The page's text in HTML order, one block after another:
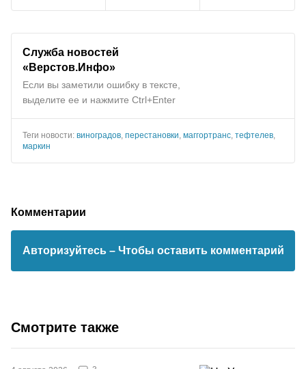
Служба новостей
«Верстов.Инфо»
Если вы заметили ошибку в тексте,
выделите ее и нажмите Ctrl+Enter
Теги новости: виноградов перестановки маггортранс тефтелев
маркин
Комментарии
Авторизуйтесь – Чтобы оставить комментарий
Смотрите также